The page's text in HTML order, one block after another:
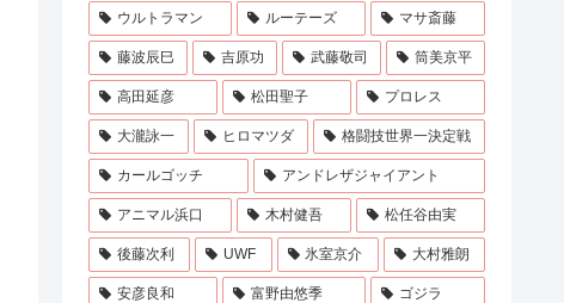
ウルトラマン ルーテーズ マサ斎藤
藤波辰巳 吉原功 武藤敬司 筒美京平
高田延彦 松田聖子 プロレス
大瀧詠一 ヒロマツダ 格闘技世界一決定戦
カールゴッチ アンドレザジャイアント
アニマル浜口 木村健吾 松任谷由実
後藤次利 UWF 氷室京介 大村雅朗
安彦良和 富野由悠季 ゴジラ